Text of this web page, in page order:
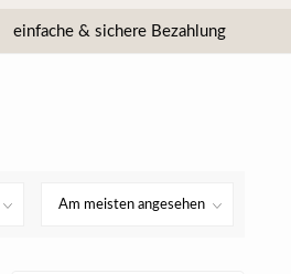
einfache & sichere Bezahlung